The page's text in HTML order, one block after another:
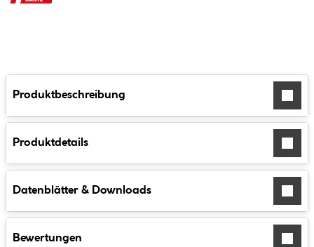
Produktbeschreibung
Produktdetails
Datenblätter & Downloads
Bewertungen